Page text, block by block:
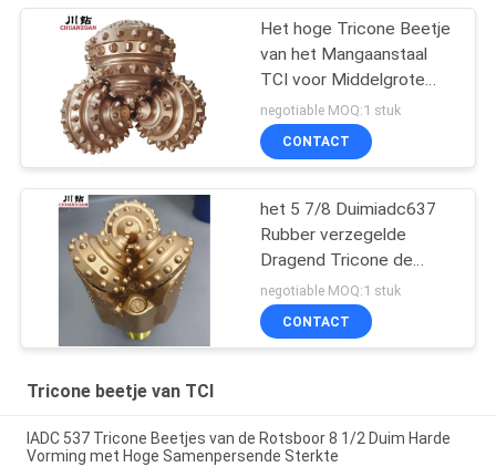
Het hoge Tricone Beetje
van het Mangaanstaal
TCI voor Middelgrote
Harde Vorming 17 1/2
Duim
negotiable MOQ:1 stuk
CONTACT
het 5 7/8 Duimiadc637
Rubber verzegelde
Dragend Tricone de
Rotsbeetje die van TCI
voor Harde vorming goed
boren
negotiable MOQ:1 stuk
CONTACT
Tricone beetje van TCI
IADC 537 Tricone Beetjes van de Rotsboor 8 1/2 Duim Harde
Vorming met Hoge Samenpersende Sterkte